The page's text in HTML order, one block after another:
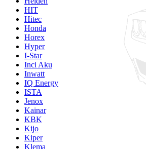
HIT
Hitec
Honda
Horex
Hyper
I-Star
Inci Aku
Inwatt
IQ Energy
ISTA
Jenox
Kainar
KBK
Kijo
Kiper
Klema